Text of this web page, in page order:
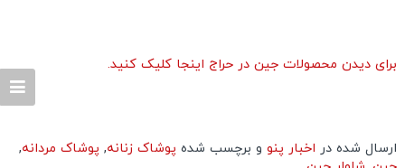
برای دیدن محصولات جین در حراج اینجا کلیک کنید.
ارسال شده در اخبار پنو و برچسب شده پوشاک زنانه, پوشاک مردانه,